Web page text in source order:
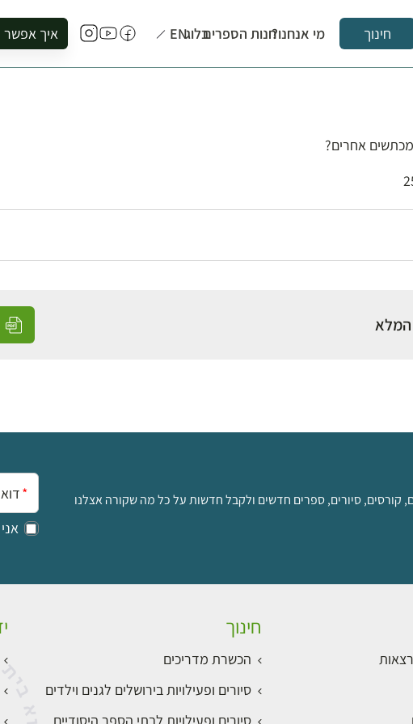
חינוך מי אנחנו?חנות הספריםבלוגEN איך אפשר
להזמין סיור
אחרים?
קורסים, סיורים, ספרים חדשים ולקבל חדשות על כל מה שקורה אצלנו
אימייל:
חינוך
הכשרת מדריכים
סיורים ופעילויות בירושלים לגנים וילדים